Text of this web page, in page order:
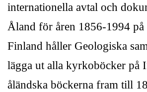
internationella avtal och
Åland för åren 1856-1994
Finland håller Geologiska
lägga ut alla kyrkoböcker på
åländska böckerna fram till